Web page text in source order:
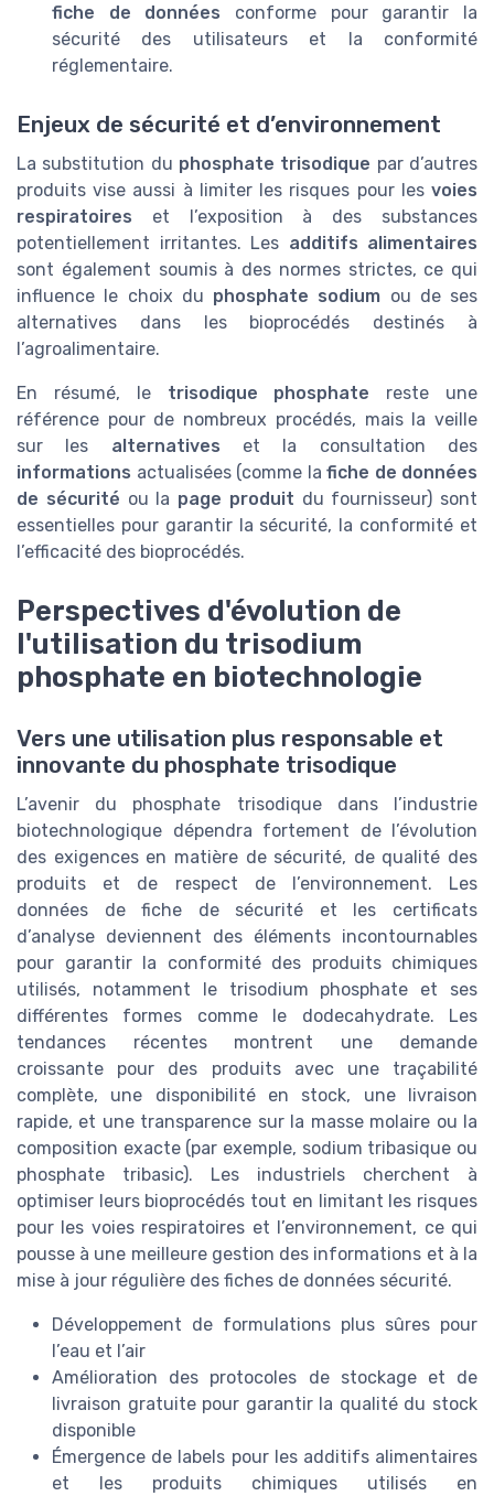
fiche de données conforme pour garantir la
sécurité des utilisateurs et la conformité
réglementaire.
Enjeux de sécurité et d’environnement
La substitution du phosphate trisodique par d’autres
produits vise aussi à limiter les risques pour les voies
respiratoires et l’exposition à des substances
potentiellement irritantes. Les additifs alimentaires
sont également soumis à des normes strictes, ce qui
influence le choix du phosphate sodium ou de ses
alternatives dans les bioprocédés destinés à
l’agroalimentaire.
En résumé, le trisodique phosphate reste une
référence pour de nombreux procédés, mais la veille
sur les alternatives et la consultation des
informations actualisées (comme la fiche de données
de sécurité ou la page produit du fournisseur) sont
essentielles pour garantir la sécurité, la conformité et
l’efficacité des bioprocédés.
Perspectives d'évolution de
l'utilisation du trisodium
phosphate en biotechnologie
Vers une utilisation plus responsable et
innovante du phosphate trisodique
L’avenir du phosphate trisodique dans l’industrie
biotechnologique dépendra fortement de l’évolution
des exigences en matière de sécurité, de qualité des
produits et de respect de l’environnement. Les
données de fiche de sécurité et les certificats
d’analyse deviennent des éléments incontournables
pour garantir la conformité des produits chimiques
utilisés, notamment le trisodium phosphate et ses
différentes formes comme le dodecahydrate. Les
tendances récentes montrent une demande
croissante pour des produits avec une traçabilité
complète, une disponibilité en stock, une livraison
rapide, et une transparence sur la masse molaire ou la
composition exacte (par exemple, sodium tribasique ou
phosphate tribasic). Les industriels cherchent à
optimiser leurs bioprocédés tout en limitant les risques
pour les voies respiratoires et l’environnement, ce qui
pousse à une meilleure gestion des informations et à la
mise à jour régulière des fiches de données sécurité.
Développement de formulations plus sûres pour
l’eau et l’air
Amélioration des protocoles de stockage et de
livraison gratuite pour garantir la qualité du stock
disponible
Émergence de labels pour les additifs alimentaires
et les produits chimiques utilisés en